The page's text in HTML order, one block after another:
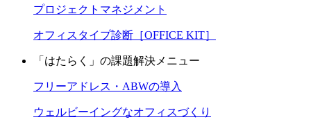
プロジェクトマネジメント
オフィスタイプ診断［OFFICE KIT］
「はたらく」の課題解決メニュー
フリーアドレス・ABWの導入
ウェルビーイングなオフィスづくり